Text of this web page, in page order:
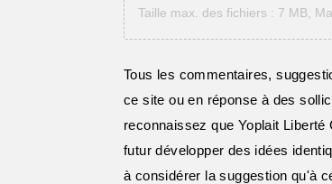
Taille max. des fichiers : 7 MB,
Tous les commentaires,
ce site ou en réponse à des
reconnaissez que Yoplait
futur développer des idées
à considérer la suggestion qu'à